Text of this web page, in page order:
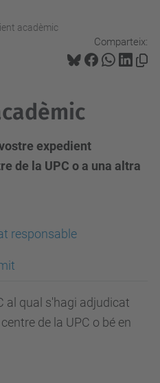
acadèmic
Comparteix:
expedient
de la UPC o a una altra
responsable
al qual s'hagi adjudicat
de la UPC o bé en